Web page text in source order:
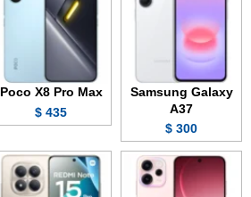
Samsung Galaxy
A37
300 $
Poco X8 Pro Max
435 $